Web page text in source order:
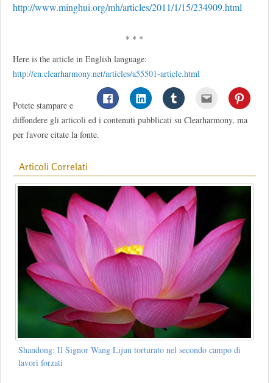
http://www.minghui.org/mh/articles/2011/1/15/234909.html
* * *
Here is the article in English language:
http://en.clearharmony.net/articles/a55501-article.html
Potete stampare e
diffondere gli articoli ed i contenuti pubblicati su Clearharmony, ma
per favore citate la fonte.
Articoli Correlati
Shandong: Il Signor Wang Lijun torturato nel secondo campo di
lavori forzati